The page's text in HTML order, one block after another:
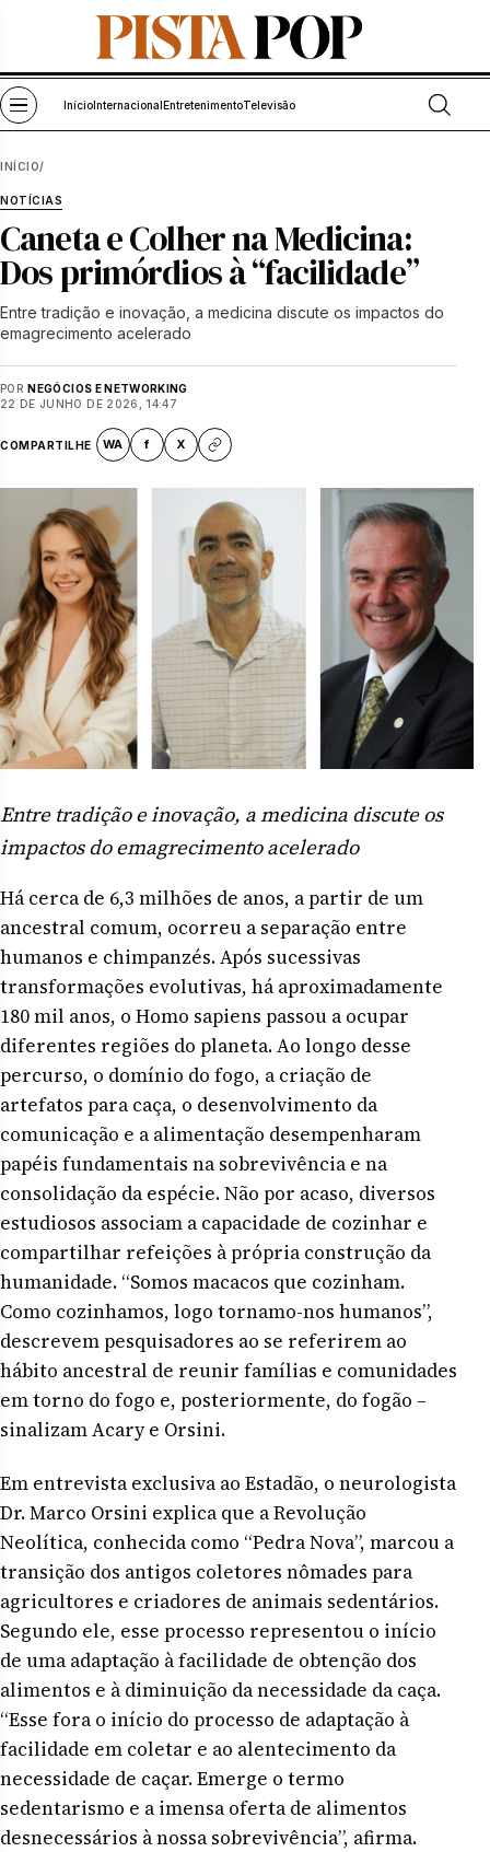
Pular para o conteúdo
Abrir menu
Início Internacional EntretenimentoTelevisão Abrir
INÍCIO/
NOTÍCIAS
Caneta e Colher na Medicina:
Dos primórdios à “facilidade”
Entre tradição e inovação, a medicina discute os impactos do
emagrecimento acelerado
POR NEGÓCIOS E NETWORKING
22 DE JUNHO DE 2026, 14:47
COMPARTILHE WA f X
Entre tradição e inovação, a medicina discute os
impactos do emagrecimento acelerado
Há cerca de 6,3 milhões de anos, a partir de um
ancestral comum, ocorreu a separação entre
humanos e chimpanzés. Após sucessivas
transformações evolutivas, há aproximadamente
180 mil anos, o Homo sapiens passou a ocupar
diferentes regiões do planeta. Ao longo desse
percurso, o domínio do fogo, a criação de
artefatos para caça, o desenvolvimento da
comunicação e a alimentação desempenharam
papéis fundamentais na sobrevivência e na
consolidação da espécie. Não por acaso, diversos
estudiosos associam a capacidade de cozinhar e
compartilhar refeições à própria construção da
humanidade. “Somos macacos que cozinham.
Como cozinhamos, logo tornamo-nos humanos”,
descrevem pesquisadores ao se referirem ao
hábito ancestral de reunir famílias e comunidades
em torno do fogo e, posteriormente, do fogão –
sinalizam Acary e Orsini.
Em entrevista exclusiva ao Estadão, o neurologista
Dr. Marco Orsini explica que a Revolução
Neolítica, conhecida como “Pedra Nova”, marcou a
transição dos antigos coletores nômades para
agricultores e criadores de animais sedentários.
Segundo ele, esse processo representou o início
de uma adaptação à facilidade de obtenção dos
alimentos e à diminuição da necessidade da caça.
“Esse fora o início do processo de adaptação à
facilidade em coletar e ao alentecimento da
necessidade de caçar. Emerge o termo
sedentarismo e a imensa oferta de alimentos
desnecessários à nossa sobrevivência”, afirma.